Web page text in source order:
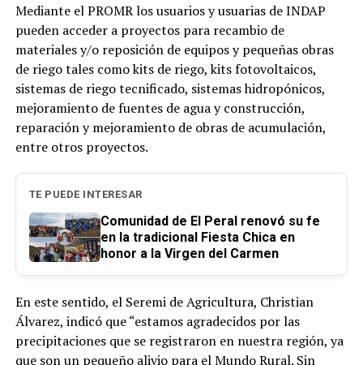
Mediante el PROMR los usuarios y usuarias de INDAP
pueden acceder a proyectos para recambio de
materiales y/o reposición de equipos y pequeñas obras
de riego tales como kits de riego, kits fotovoltaicos,
sistemas de riego tecnificado, sistemas hidropónicos,
mejoramiento de fuentes de agua y construcción,
reparación y mejoramiento de obras de acumulación,
entre otros proyectos.
TE PUEDE INTERESAR
Comunidad de El Peral renovó su fe
en la tradicional Fiesta Chica en
honor a la Virgen del Carmen
En este sentido, el Seremi de Agricultura, Christian
Álvarez, indicó que “estamos agradecidos por las
precipitaciones que se registraron en nuestra región, ya
que son un pequeño alivio para el Mundo Rural. Sin